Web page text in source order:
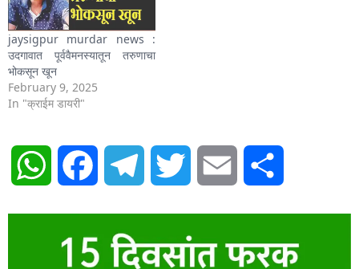
jaysigpur murdar news :
उदगावात पूर्ववैमनस्यातून तरुणाचा
भोकसून खून
February 9, 2025
In "क्राईम डायरी"
WhatsAppFacebook Telegram Twitter Email